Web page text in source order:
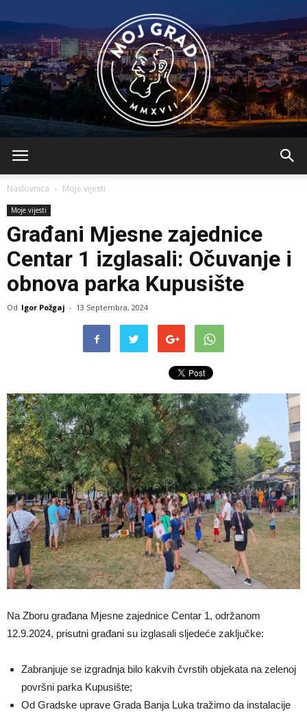
Naslovnica Moje vijesti
Moje vijesti
Građani Mjesne zajednice
Centar 1 izglasali: Očuvanje i
obnova parka Kupusište
Od Igor Požgaj - 13 Septembra, 2024
Na Zboru građana Mjesne zajednice Centar 1, održanom
12.9.2024, prisutni građani su izglasali sljedeće zaključke:
Zabranjuje se izgradnja bilo kakvih čvrstih objekata na zelenoj
površni parka Kupusište;
Od Gradske uprave Grada Banja Luka tražimo da instalacije